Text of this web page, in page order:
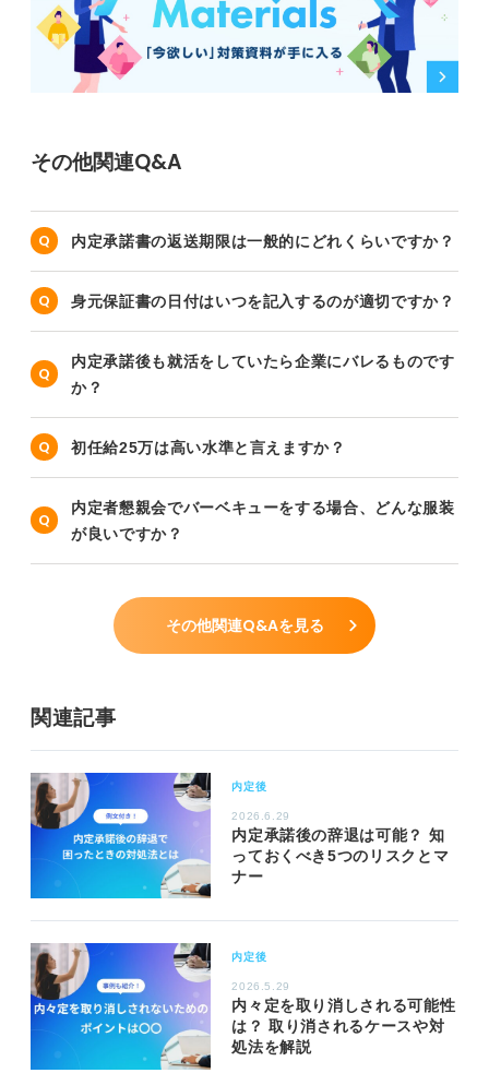
その他関連Q&A
内定承諾書の返送期限は一般的にどれくらいですか？
身元保証書の日付はいつを記入するのが適切ですか？
内定承諾後も就活をしていたら企業にバレるものです
か？
初任給25万は高い水準と言えますか？
内定者懇親会でバーベキューをする場合、どんな服装
が良いですか？
その他関連Q&Aを見る
関連記事
内定後
2026.6.29
内定承諾後の辞退は可能？ 知
っておくべき5つのリスクとマ
ナー
内定後
2026.5.29
内々定を取り消しされる可能性
は？ 取り消されるケースや対
処法を解説